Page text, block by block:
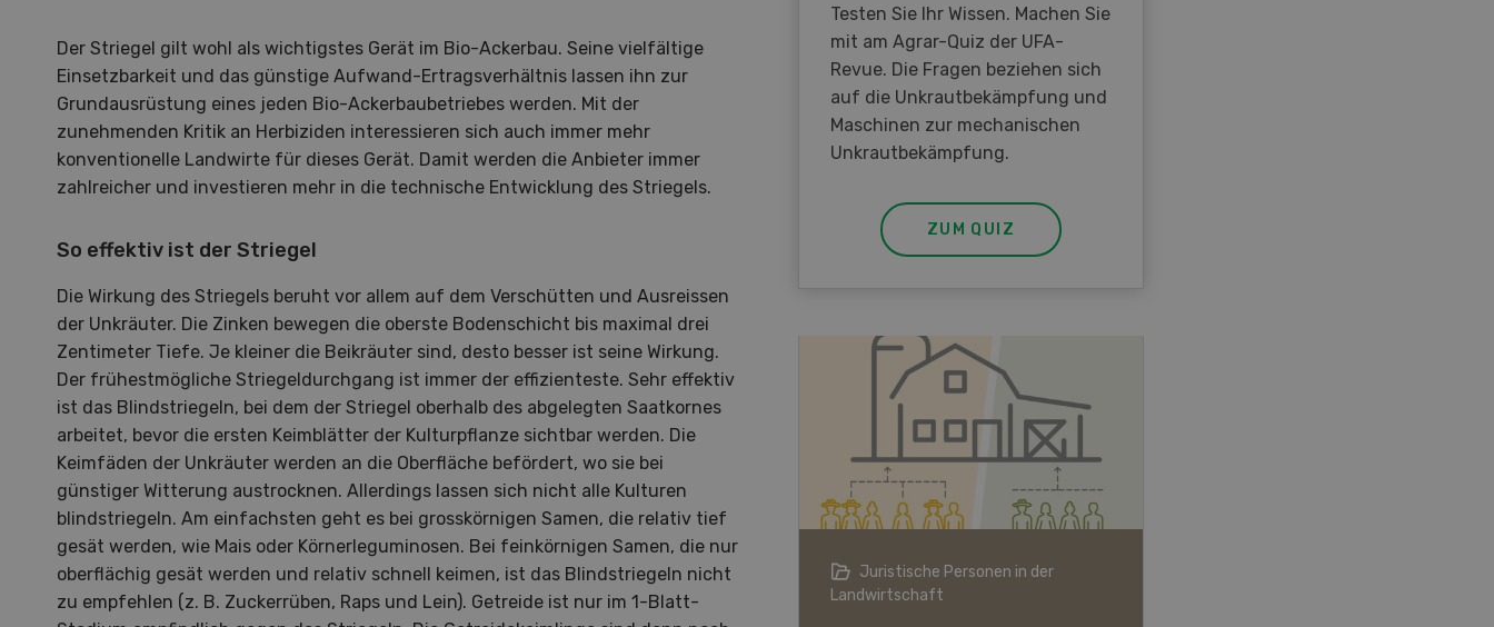
Der Striegel gilt wohl als wichtigstes Gerät im Bio-Ackerbau. Seine vielfältige
Einsetzbarkeit und das günstige Aufwand-Ertragsverhältnis lassen ihn zur
Grundausrüstung eines jeden Bio-Ackerbaubetriebes werden. Mit der
zunehmenden Kritik an Herbiziden interessieren sich auch immer mehr
konventionelle Landwirte für dieses Gerät. Damit werden die Anbieter immer
zahlreicher und investieren mehr in die technische Entwicklung des Striegels.
So effektiv ist der Striegel
Die Wirkung des Striegels beruht vor allem auf dem Verschütten und Ausreissen
der Unkräuter. Die Zinken bewegen die oberste Bodenschicht bis maximal drei
Zentimeter Tiefe. Je kleiner die Beikräuter sind, desto besser ist seine Wirkung.
Der frühestmögliche Striegeldurchgang ist immer der effizienteste. Sehr effektiv
ist das Blindstriegeln, bei dem der Striegel oberhalb des abgelegten Saatkornes
arbeitet, bevor die ersten Keimblätter der Kulturpflanze sichtbar werden. Die
Keimfäden der Unkräuter werden an die Oberfläche befördert, wo sie bei
günstiger Witterung austrocknen. Allerdings lassen sich nicht alle Kulturen
blindstriegeln. Am einfachsten geht es bei grosskörnigen Samen, die relativ tief
gesät werden, wie Mais oder Körnerleguminosen. Bei feinkörnigen Samen, die nur
oberflächig gesät werden und relativ schnell keimen, ist das Blindstriegeln nicht
zu empfehlen (z. B. Zuckerrüben, Raps und Lein). Getreide ist nur im 1-Blatt-
Testen Sie Ihr Wissen. Machen Sie
mit am Agrar-Quiz der UFA-
Revue. Die Fragen beziehen sich
auf die Unkrautbekämpfung und
Maschinen zur mechanischen
Unkrautbekämpfung.
ZUM QUIZ
Hof in neuer Hand Landwirtschaft im Klimawandel
Juristische Personen in der
Landwirtschaft